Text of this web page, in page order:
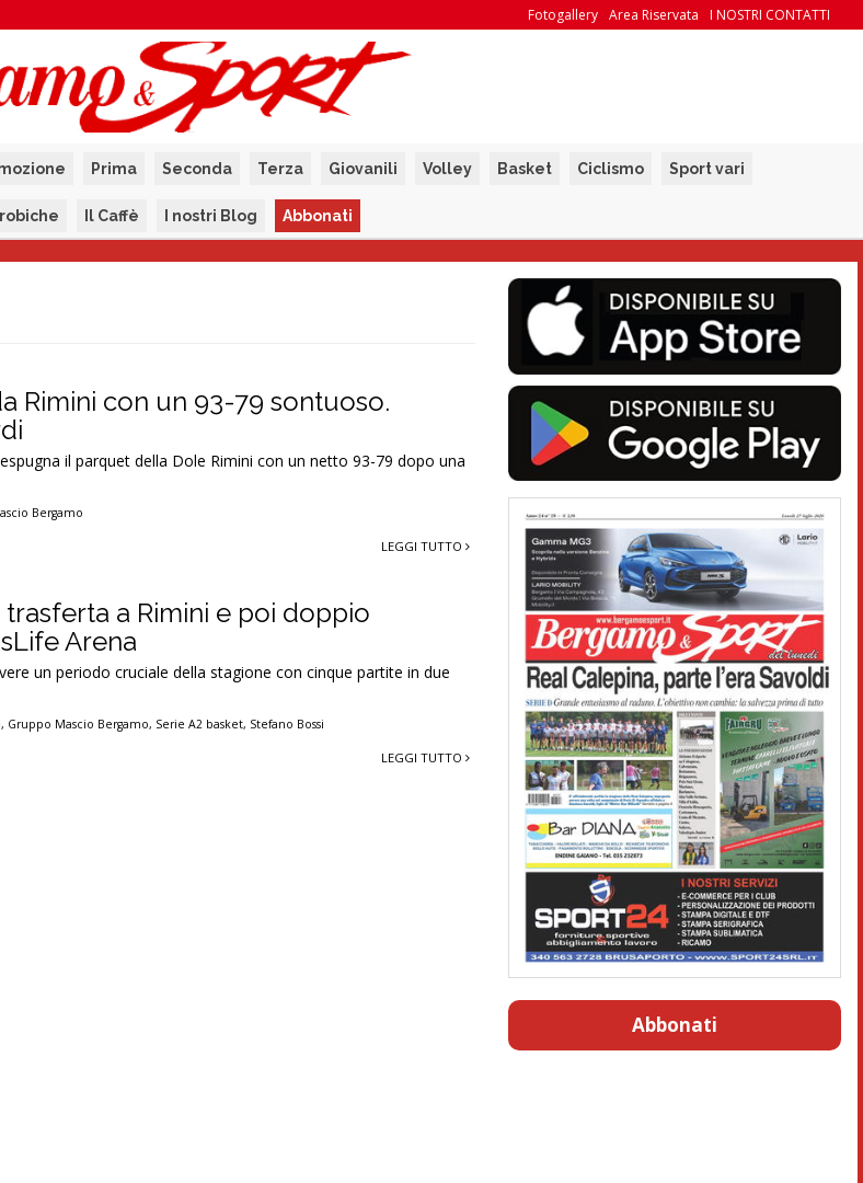
I NOSTRI CONTATTI
Area Riservata
Fotogallery
Prima Seconda Terza Giovanili Volley Basket Ciclismo Sport vari
Il Caffè I nostri Blog Abbonati
Rimini con un 93-79 sontuoso.
il parquet della Dole Rimini con un netto 93-79 dopo una
Bergamo
LEGGI TUTTO
a Rimini e poi doppio
Arena
un periodo cruciale della stagione con cinque partite in due
, Gruppo Mascio Bergamo, Serie A2 basket, Stefano Bossi
LEGGI TUTTO
Abbonati